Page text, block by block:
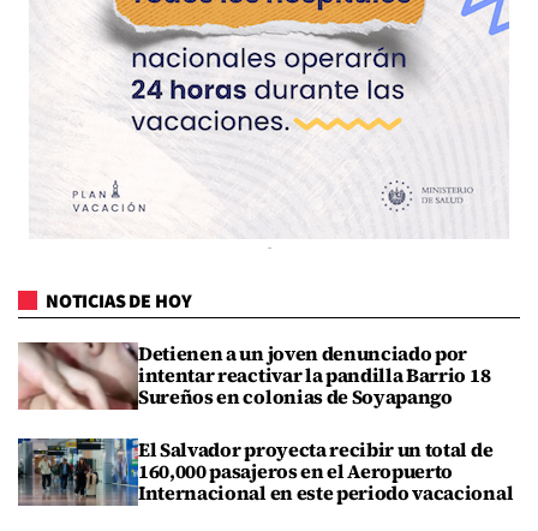
NOTICIAS DE HOY
Detienen a un joven denunciado por
intentar reactivar la pandilla Barrio 18
Sureños en colonias de Soyapango
El Salvador proyecta recibir un total de
160,000 pasajeros en el Aeropuerto
Internacional en este periodo vacacional